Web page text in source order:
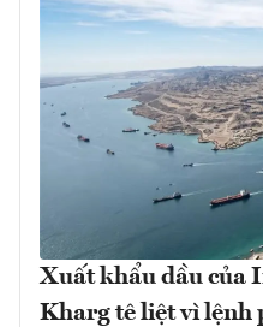
Xuất khẩu dầu của
Kharg tê liệt vì lệnh